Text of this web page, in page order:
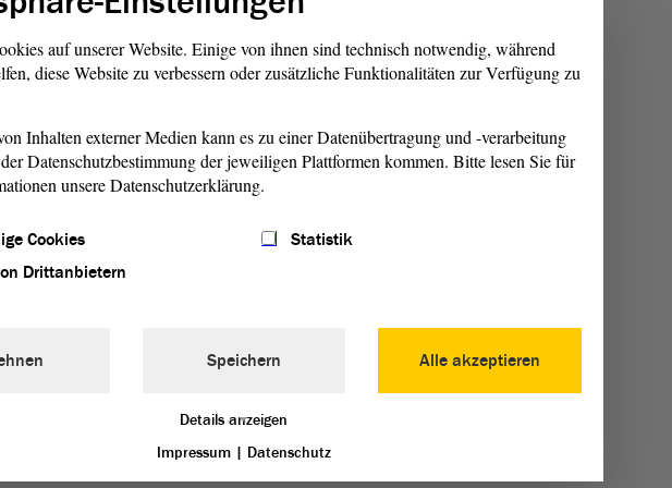
des
deshalb nicht allein an
benötigt auch die
- und das ist in
der ländliche Raum.
Kosmehl, FDP)
wie man das Ticket
noch weiter
deshalb zuerst einmal
Qualität des öffentlichen
für diejenigen steigern
Steuern oder
Ticket finanzieren, für
nicht lohnt, darauf
auf unserer Website. Einige von ihnen sind technisch notwendig, während
diese Website zu verbessern oder zusätzliche Funktionalitäten zur Verfügung zu
Inhalten externer Medien kann es zu einer Datenübertragung und -verarbeitung
Datenschutzbestimmung der jeweiligen Plattformen kommen. Bitte lesen Sie für
unsere Datenschutzerklärung.
Cookies
Statistik
Drittanbietern
Alle akzeptieren
Speichern
Details anzeigen
Impressum | Datenschutz